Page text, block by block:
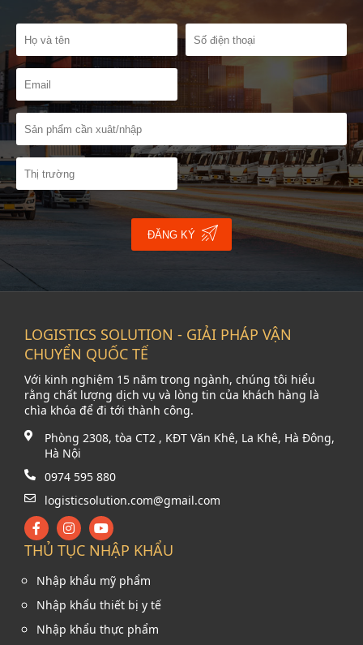
ĐĂNG KÝ
LOGISTICS SOLUTION - GIẢI PHÁP VẬN
CHUYỂN QUỐC TẾ
Với kinh nghiệm 15 năm trong ngành, chúng tôi hiểu
rằng chất lượng dịch vụ và lòng tin của khách hàng là
chìa khóa để đi tới thành công.
Phòng 2308, tòa CT2 , KĐT Văn Khê, La Khê, Hà Đông,
Hà Nội
0974 595 880
logisticsolution.com@gmail.com
THỦ TỤC NHẬP KHẨU
Nhập khẩu mỹ phẩm
Nhập khẩu thiết bị y tế
Nhập khẩu thực phẩm